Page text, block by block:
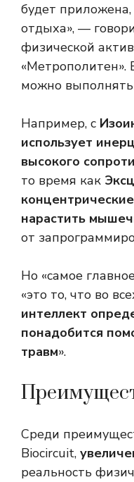
будет
отдыха», —
физической
«Метрополитен».
можно
Например, с
использует
высокого
то время как
нарастить
от
Но «самое
«это то, что во
интеллект
понадобится
травм».
Среди
Biocircuit,
реальность